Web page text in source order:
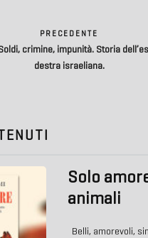
PRECEDENTE
crimine, impunità. Storia
destra israeliana.
Solo
animali
Belli, amorevoli,